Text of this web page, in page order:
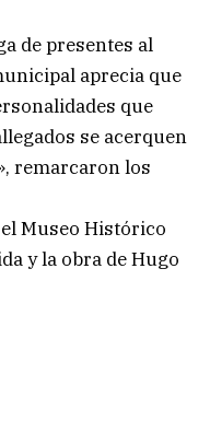
de presentes al
aprecia que
que
se acerquen
remarcaron los
Museo Histórico
y la obra de Hugo